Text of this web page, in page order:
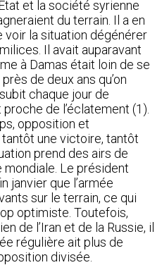
et la société syrienne
du terrain. Il a en
voir la situation dégénérer
Il avait auparavant
à Damas était loin de se
de deux ans qu’on
chaque jour de
de l’éclatement (1).
opposition et
une victoire, tantôt
prend des airs de
Le président
janvier que l’armée
sur le terrain, ce qui
optimiste. Toutefois,
de l’Iran et de la Russie, il
régulière ait plus de
divisée.